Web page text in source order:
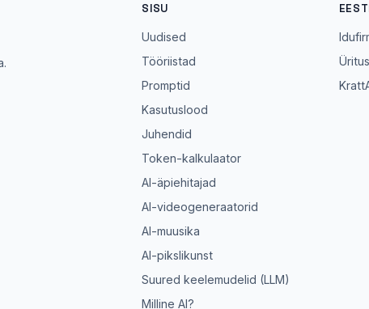
SISU
Uudised
Tööriistad
Promptid
Kasutuslood
Juhendid
Token-kalkulaator
AI-äpiehitajad
AI-videogeneraatorid
AI-muusika
AI-pikslikunst
Suured keelemudelid (LLM)
Milline AI?